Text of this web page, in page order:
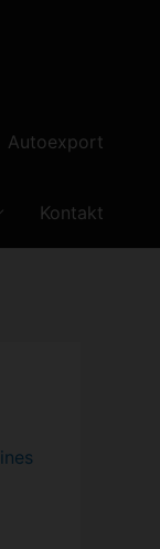
Autoexport
Kontakt